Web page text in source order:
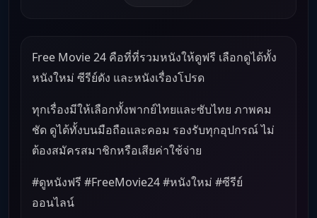
Free Movie 24 คือที่ที่รวมหนังให้ดูฟรี เลือกดูได้ทั้ง
หนังใหม่ ซีรีย์ดัง และหนังเรื่องโปรด
ทุกเรื่องมีให้เลือกทั้งพากย์ไทยและซับไทย ภาพคม
ชัด ดูได้ทั้งบนมือถือและคอม รองรับทุกอุปกรณ์ ไม่
ต้องสมัครสมาชิกหรือเสียค่าใช้จ่าย
#ดูหนังฟรี #FreeMovie24 #หนังใหม่ #ซีรีย์
ออนไลน์